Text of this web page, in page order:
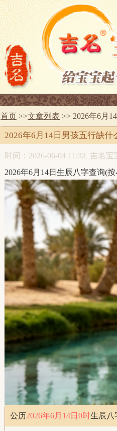
首页 >>文章列表 >> 2026年6月
2026年6月14日男孩五行缺
时间：2026-06-04 11:32 吉名宝
2026年6月14日生辰八字查询(按
公历2026年6月14日0时生辰八